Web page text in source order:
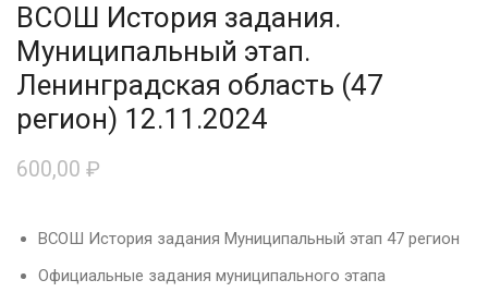
ВСОШ История задания.
Муниципальный этап.
Ленинградская область (47
регион) 12.11.2024
600,00 ₽
ВСОШ История задания Муниципальный этап 47 регион
Официальные задания муниципального этапа